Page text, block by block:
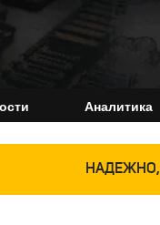
Аналитика
НАДЕЖНО,